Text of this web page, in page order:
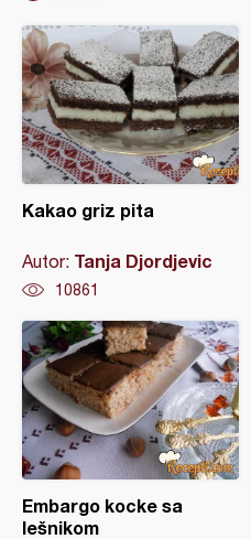
Kakao griz pita
Autor: Tanja Djordjevic
10861
Embargo kocke sa
lešnikom